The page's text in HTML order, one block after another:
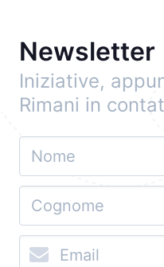
Newsletter
Iniziative,
Rimani in